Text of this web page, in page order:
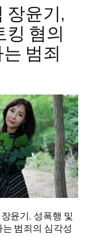
장윤기,
킹 혐의
범죄
윤기, 성폭행 및
범죄의 심각성